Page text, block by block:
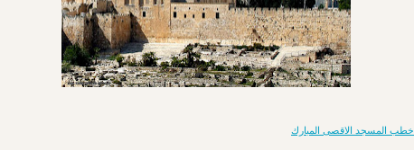
خطب المسجد الاقصى المبارك